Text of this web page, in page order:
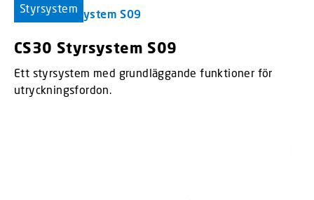
Styrsystem
CS30 Styrsystem S09
Ett styrsystem med grundläggande funktioner för
utryckningsfordon.